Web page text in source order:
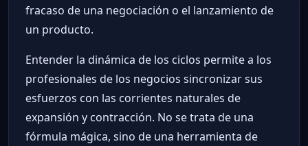
fracaso de una negociación o el lanzamiento de
un producto.
Entender la dinámica de los ciclos permite a los
profesionales de los negocios sincronizar sus
esfuerzos con las corrientes naturales de
expansión y contracción. No se trata de una
fórmula mágica, sino de una herramienta de